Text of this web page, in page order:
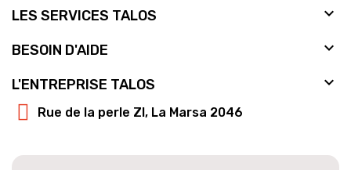
LES SERVICES TALOS 
BESOIN D'AIDE 
L'ENTREPRISE TALOS 
Rue de la perle ZI, La Marsa 2046